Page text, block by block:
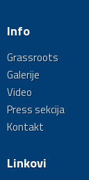
Info
Grassroots
Galerije
Video
Press sekcija
Kontakt
Linkovi